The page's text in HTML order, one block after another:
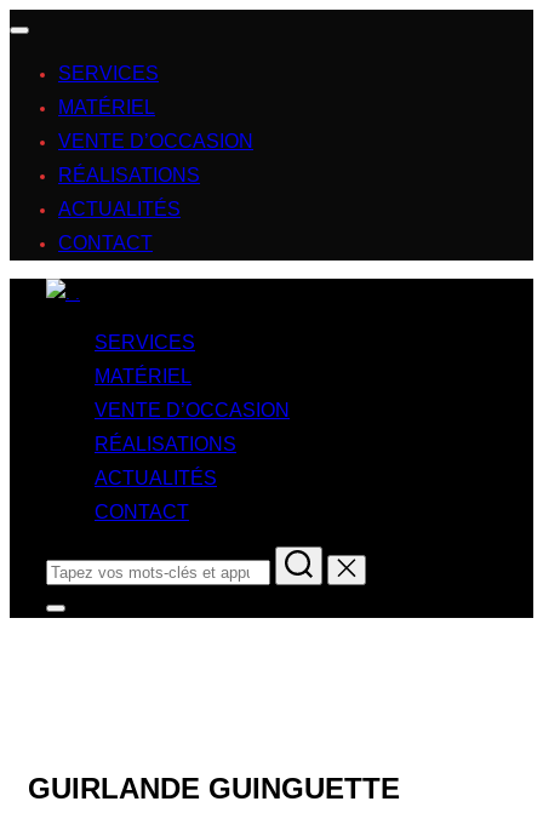
SERVICES
MATÉRIEL
VENTE D’OCCASION
RÉALISATIONS
ACTUALITÉS
CONTACT
SERVICES
MATÉRIEL
VENTE D’OCCASION
RÉALISATIONS
ACTUALITÉS
CONTACT
GUIRLANDE GUINGUETTE